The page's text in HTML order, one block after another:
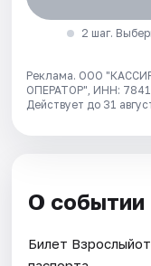
2 шаг.
Реклама. ООО
ОПЕРАТОР", ИНН:
Действует до 31
О событии
Билет